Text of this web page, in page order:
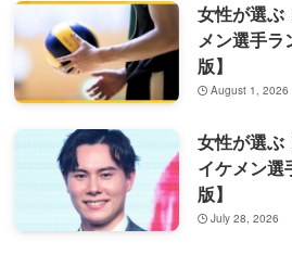
女性が選ぶ
メン選手ラ
版】
August 1, 2026
女性が選ぶ
イケメン選
版】
July 28, 2026